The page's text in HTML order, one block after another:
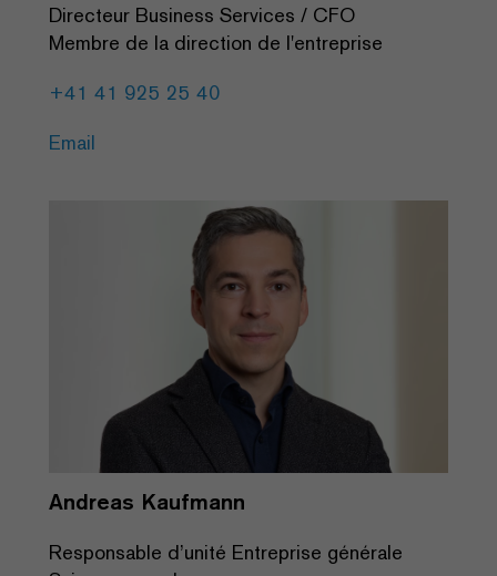
Directeur Business Services / CFO
Membre de la direction de l'entreprise
+41 41 925 25 40
Email
Andreas Kaufmann
Responsable d’unité Entreprise générale